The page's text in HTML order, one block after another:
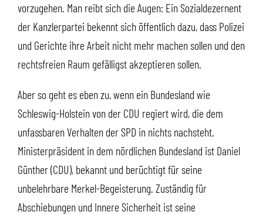
vorzugehen. Man reibt sich die Augen: Ein Sozialdezernent
der Kanzlerpartei bekennt sich öffentlich dazu, dass Polizei
und Gerichte ihre Arbeit nicht mehr machen sollen und den
rechtsfreien Raum gefälligst akzeptieren sollen.
Aber so geht es eben zu, wenn ein Bundesland wie
Schleswig-Holstein von der CDU regiert wird, die dem
unfassbaren Verhalten der SPD in nichts nachsteht.
Ministerpräsident in dem nördlichen Bundesland ist Daniel
Günther (CDU), bekannt und berüchtigt für seine
unbelehrbare Merkel-Begeisterung. Zuständig für
Abschiebungen und Innere Sicherheit ist seine